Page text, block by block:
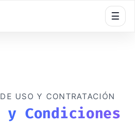
☰
USO Y CONTRATACIÓN
y Condiciones